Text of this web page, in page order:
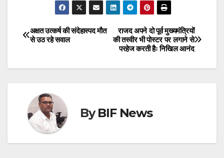
Post
राजद अपने दो पूर्व मुख्यमंत्रियों
की तस्वीर भी पोस्टर पर लगाने से
परहेज करती हैः निखिल आनंद
अक्षत उत्कर्ष की संदेहास्पद मौत
से उठ रहे सवाल
ByBIF News